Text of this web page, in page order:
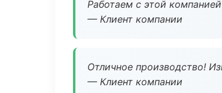
Работаем с этой
— Клиент компании
Отличное производство!
— Клиент компании